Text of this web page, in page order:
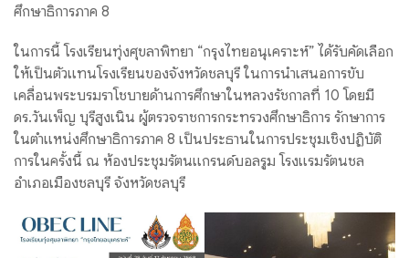
ศึกษาธิการภาค 8
ในการนี้ โรงเรียนทุ่งศุขลาพิทยา “กรุงไทยอนุเคราะห์” ได้รับคัดเลือก
ให้เป็นตัวแทนโรงเรียนของจังหวัดชลบุรี ในการนำเสนอการขับ
เคลื่อนพระบรมราโชบายด้านการศึกษาในหลวงรัชกาลที่ 10 โดยมี
ดร.วันเพ็ญ บุรีสูงเนิน ผู้ตรวจราชการกระทรวงศึกษาธิการ รักษาการ
ในตำแหน่งศึกษาธิการภาค 8 เป็นประธานในการประชุมเชิงปฏิบัติ
การในครั้งนี้ ณ ห้องประชุมรัตนแกรนด์บอลรูม โรงแรมรัตนชล
อำเภอเมืองชลบุรี จังหวัดชลบุรี